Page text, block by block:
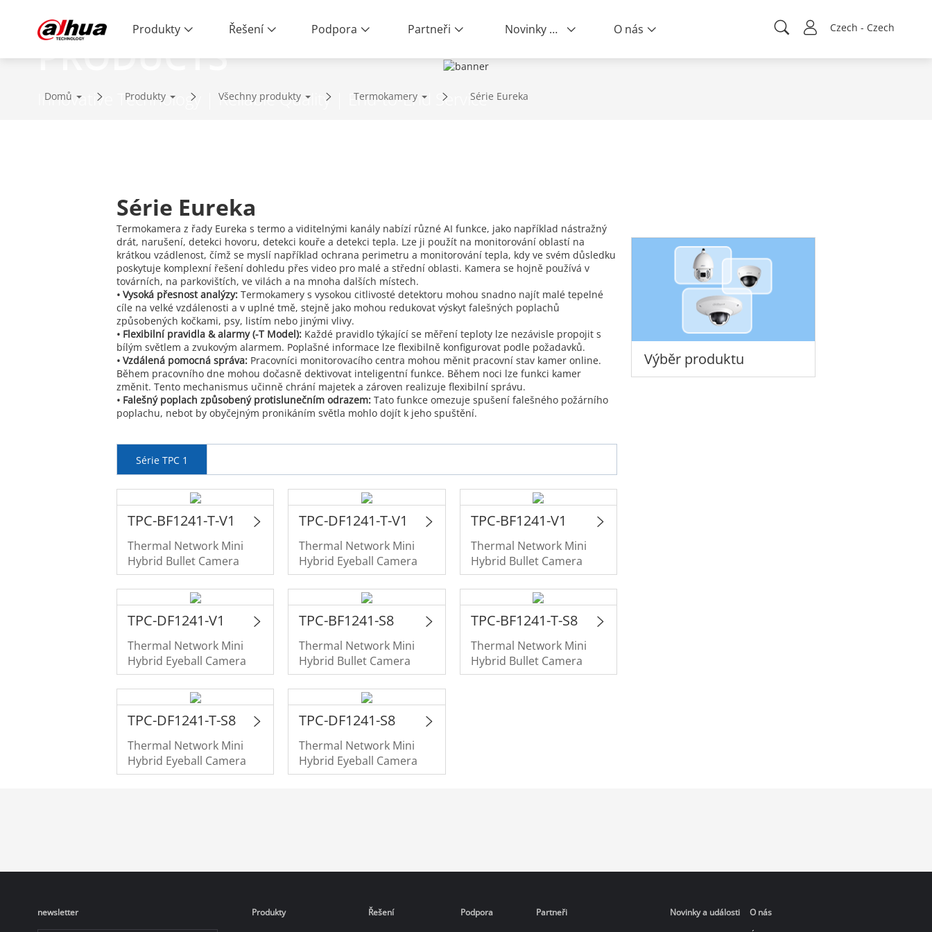
Czech - Czech
Produkty Řešení Podpora Partneři Novinky a události O nás
PRODUCTS
Innovative Technology | Reliable Quality | End-to-End Service
Domů Produkty Všechny produkty Termokamery Série Eureka
Výběr produktu
Série Eureka
Termokamera z řady Eureka s termo a viditelnými kanály nabízí různé AI funkce, jako například nástražný
drát, narušení, detekci hovoru, detekci kouře a detekci tepla. Lze ji použít na monitorování oblastí na
krátkou vzádlenost, čímž se myslí například ochrana perimetru a monitorování tepla, kdy ve svém důsledku
poskytuje komplexní řešení dohledu přes video pro malé a střední oblasti. Kamera se hojně používá v
továrních, na parkovištích, ve vilách a na mnoha dalších místech.
• Vysoká přesnost analýzy: Termokamery s vysokou citlivosté detektoru mohou snadno najít malé tepelné
cíle na velké vzdálenosti a v uplné tmě, stejně jako mohou redukovat výskyt falešných poplachů
způsobených kočkami, psy, listím nebo jinými vlivy.
• Flexibilní pravidla & alarmy (-T Model): Každé pravidlo týkající se měření teploty lze nezávisle propojit s
bílým světlem a zvukovým alarmem. Poplašné informace lze flexibilně konfigurovat podle požadavků.
• Vzdálená pomocná správa: Pracovníci monitorovacího centra mohou měnit pracovní stav kamer online.
Během pracovního dne mohou dočasně dektivovat inteligentní funkce. Během noci lze funkci kamer
změnit. Tento mechanismus učinně chrání majetek a zároven realizuje flexibilní správu.
• Falešný poplach způsobený protislunečním odrazem: Tato funkce omezuje spušení falešného požárního
poplachu, nebot by obyčejným pronikáním světla mohlo dojít k jeho spuštění.
Série TPC 1
TPC-BF1241-T-V1
Thermal Network Mini
Hybrid Bullet Camera
TPC-DF1241-T-V1
Thermal Network Mini
Hybrid Eyeball Camera
TPC-BF1241-V1
Thermal Network Mini
Hybrid Bullet Camera
TPC-DF1241-V1
Thermal Network Mini
Hybrid Eyeball Camera
TPC-BF1241-S8
Thermal Network Mini
Hybrid Bullet Camera
TPC-BF1241-T-S8
Thermal Network Mini
Hybrid Bullet Camera
TPC-DF1241-T-S8
Thermal Network Mini
Hybrid Eyeball Camera
TPC-DF1241-S8
Thermal Network Mini
Hybrid Eyeball Camera
newsletter
Produkty
Řešení
Podpora
Partneři
Novinky a události
O nás